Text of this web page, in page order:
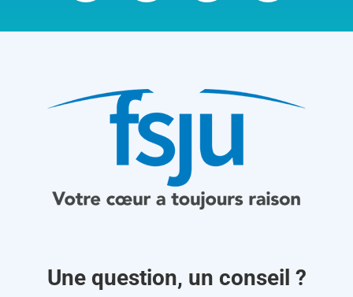
Une question, un conseil ?